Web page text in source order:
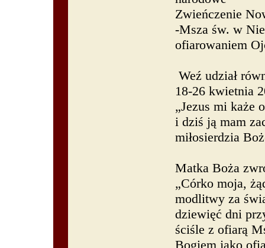
Zwieńczenie
-Msza św. w
ofiarowaniem
Weź udział
18-26 kwietnia
„Jezus mi każe
i dziś ją mam
miłosierdzia
Matka Boża
„Córko moja,
modlitwy za
dziewięć dni
ściśle z ofiarą
Bogiem jako